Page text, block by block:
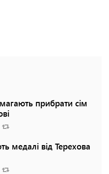
прибрати сім
медалі від Терехова